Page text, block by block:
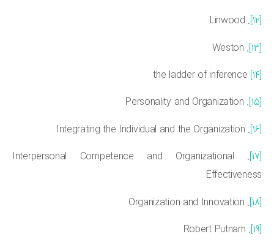
. Weston
. Interpersonal Competence and Organizational